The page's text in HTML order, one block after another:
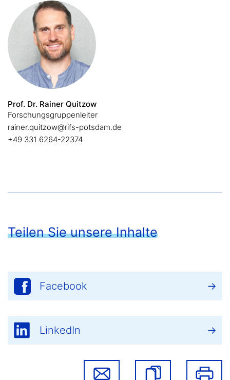
Prof. Dr. Rainer Quitzow
Forschungsgruppenleiter
rainer.quitzow@rifs-potsdam.de
+49 331 6264-22374
Teilen Sie unsere Inhalte
Facebook
LinkedIn